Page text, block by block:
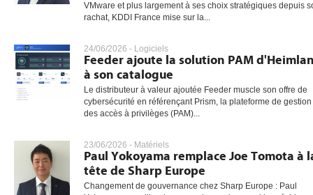
VMware et plus largement à ses choix stratégiques depuis
rachat, KDDI France mise sur la...
24/06/2026 - Logiciels
Feeder ajoute la solution PAM
à son catalogue
Le distributeur à valeur ajoutée Feeder muscle son offre de
cybersécurité en référençant Prism, la plateforme de gestion
des accès à privilèges (PAM)...
23/06/2026 - Matériels
Paul Yokoyama remplace Joe Tomota à
tête de Sharp Europe
Changement de gouvernance chez Sharp Europe : Paul